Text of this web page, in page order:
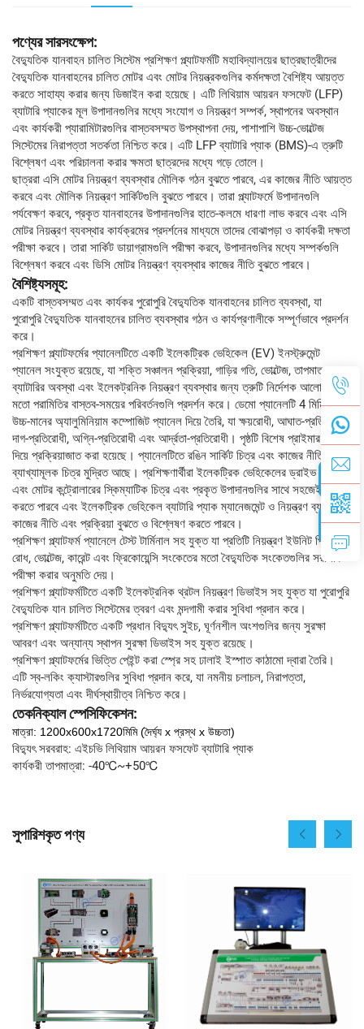
পণ্যের সারসংক্ষেপ:
বৈদ্যুতিক যানবাহন চালিত সিস্টেম প্রশিক্ষণ প্ল্যাটফর্মটি মহাবিদ্যালয়ের ছাত্রছাত্রীদের
বৈদ্যুতিক যানবাহনের চালিত মোটর এবং মোটর নিয়ন্ত্রকগুলির কর্মদক্ষতা বৈশিষ্ট্য আয়ত্ত
করতে সাহায্য করার জন্য ডিজাইন করা হয়েছে। এটি লিথিয়াম আয়রন ফসফেট (LFP)
ব্যাটারি প্যাকের মূল উপাদানগুলির মধ্যে সংযোগ ও নিয়ন্ত্রণ সম্পর্ক, স্থাপনের অবস্থান
এবং কার্যকরী প্যারামিটারগুলির বাস্তবসম্মত উপস্থাপনা দেয়, পাশাপাশি উচ্চ-ভোল্টেজ
সিস্টেমের নিরাপত্তা সতর্কতা নিশ্চিত করে। এটি LFP ব্যাটারি প্যাক (BMS)-এ ত্রুটি
বিশ্লেষণ এবং পরিচালনা করার ক্ষমতা ছাত্রদের মধ্যে গড়ে তোলে।
ছাত্ররা এসি মোটর নিয়ন্ত্রণ ব্যবস্থার মৌলিক গঠন বুঝতে পারবে, এর কাজের নীতি আয়ত্ত
করবে এবং মৌলিক নিয়ন্ত্রণ সার্কিটগুলি বুঝতে পারবে। তারা প্ল্যাটফর্মে উপাদানগুলি
পর্যবেক্ষণ করবে, প্রকৃত যানবাহনের উপাদানগুলির হাতে-কলমে ধারণা লাভ করবে এবং এসি
মোটর নিয়ন্ত্রণ ব্যবস্থার কার্যক্রমের প্রদর্শনের মাধ্যমে তাদের বোঝাপড়া ও কার্যকরী দক্ষতা
পরীক্ষা করবে। তারা সার্কিট ডায়াগ্রামগুলি পরীক্ষা করবে, উপাদানগুলির মধ্যে সম্পর্কগুলি
বিশ্লেষণ করবে এবং ডিসি মোটর নিয়ন্ত্রণ ব্যবস্থার কাজের নীতি বুঝতে পারবে।
বৈশিষ্ট্যসমূহ:
একটি বাস্তবসম্মত এবং কার্যকর পুরোপুরি বৈদ্যুতিক যানবাহনের চালিত ব্যবস্থা, যা
পুরোপুরি বৈদ্যুতিক যানবাহনের চালিত ব্যবস্থার গঠন ও কার্যপ্রণালীকে সম্পূর্ণভাবে প্রদর্শন
করে।
প্রশিক্ষণ প্ল্যাটফর্মের প্যানেলটিতে একটি ইলেকট্রিক ভেহিকেল (EV) ইনস্ট্রুমেন্ট
প্যানেল সংযুক্ত রয়েছে, যা শক্তি সঞ্চালন প্রক্রিয়া, গাড়ির গতি, ভোল্টেজ, তাপমাত্রা,
ব্যাটারির অবস্থা এবং ইলেকট্রনিক নিয়ন্ত্রণ ব্যবস্থার জন্য ত্রুটি নির্দেশক আলোগুলির
মতো পরামিতির বাস্তব-সময়ের পরিবর্তনগুলি প্রদর্শন করে। ডেমো প্যানেলটি 4 মিমি পুরু
উচ্চ-মানের অ্যালুমিনিয়াম কম্পোজিট প্যানেল দিয়ে তৈরি, যা ক্ষয়রোধী, আঘাত-প্রতিরোধী,
দাগ-প্রতিরোধী, অগ্নি-প্রতিরোধী এবং আর্দ্রতা-প্রতিরোধী। পৃষ্ঠটি বিশেষ প্রাইমার কোটিং
দিয়ে প্রক্রিয়াজাত করা হয়েছে। প্যানেলটিতে রঙিন সার্কিট চিত্র এবং কাজের নীতির
ব্যাখ্যামূলক চিত্র মুদ্রিত আছে। প্রশিক্ষণার্থীরা ইলেকট্রিক ভেহিকেলের ড্রাইভ মোটর
এবং মোটর কন্ট্রোলারের স্কিম্যাটিক চিত্র এবং প্রকৃত উপাদানগুলির সাথে সহজেই তুলনা
করতে পারবে এবং ইলেকট্রিক ভেহিকেল ব্যাটারি প্যাক ম্যানেজমেন্ট ও নিয়ন্ত্রণ ব্যবস্থার
কাজের নীতি এবং প্রক্রিয়া বুঝতে ও বিশ্লেষণ করতে পারবে।
প্রশিক্ষণ প্ল্যাটফর্ম প্যানেলে টেস্ট টার্মিনাল সহ যুক্ত যা প্রতিটি নিয়ন্ত্রণ ইউনিট পিনে
রোধ, ভোল্টেজ, কারেন্ট এবং ফ্রিকোয়েন্সি সংকেতের মতো বৈদ্যুতিক সংকেতগুলির সরাসরি
পরীক্ষা করার অনুমতি দেয়।
প্রশিক্ষণ প্ল্যাটফর্মটিতে একটি ইলেকট্রনিক থ্রটল নিয়ন্ত্রণ ডিভাইস সহ যুক্ত যা পুরোপুরি
বৈদ্যুতিক যান চালিত সিস্টেমের ত্বরণ এবং মন্দগামী করার সুবিধা প্রদান করে।
প্রশিক্ষণ প্ল্যাটফর্মটিতে একটি প্রধান বিদ্যুৎ সুইচ, ঘূর্ণনশীল অংশগুলির জন্য সুরক্ষা
আবরণ এবং অন্যান্য স্থাপন সুরক্ষা ডিভাইস সহ যুক্ত রয়েছে।
প্রশিক্ষণ প্ল্যাটফর্মের ভিত্তি পেইন্ট করা স্প্রে সহ ঢালাই ইস্পাত কাঠামো দ্বারা তৈরি।
এটি স্ব-লকিং ক্যাস্টারগুলির সুবিধা প্রদান করে, যা নমনীয় চলাচল, নিরাপত্তা,
নির্ভরযোগ্যতা এবং দীর্ঘস্থায়ীত্ব নিশ্চিত করে।
তেকনিক্যাল স্পেসিফিকেশন:
মাত্রা: 1200x600x1720মিমি (দৈর্ঘ্য x প্রস্থ x উচ্চতা)
বিদ্যুৎ সরবরাহ: এইচভি লিথিয়াম আয়রন ফসফেট ব্যাটারি প্যাক
কার্যকরী তাপমাত্রা: -40℃~+50℃
সুপারিশকৃত পণ্য